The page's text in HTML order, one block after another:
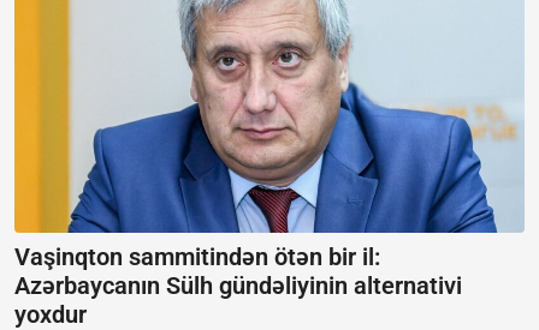
Vaşinqton sammitindən ötən bir il:
Azərbaycanın Sülh gündəliyinin alternativi
yoxdur